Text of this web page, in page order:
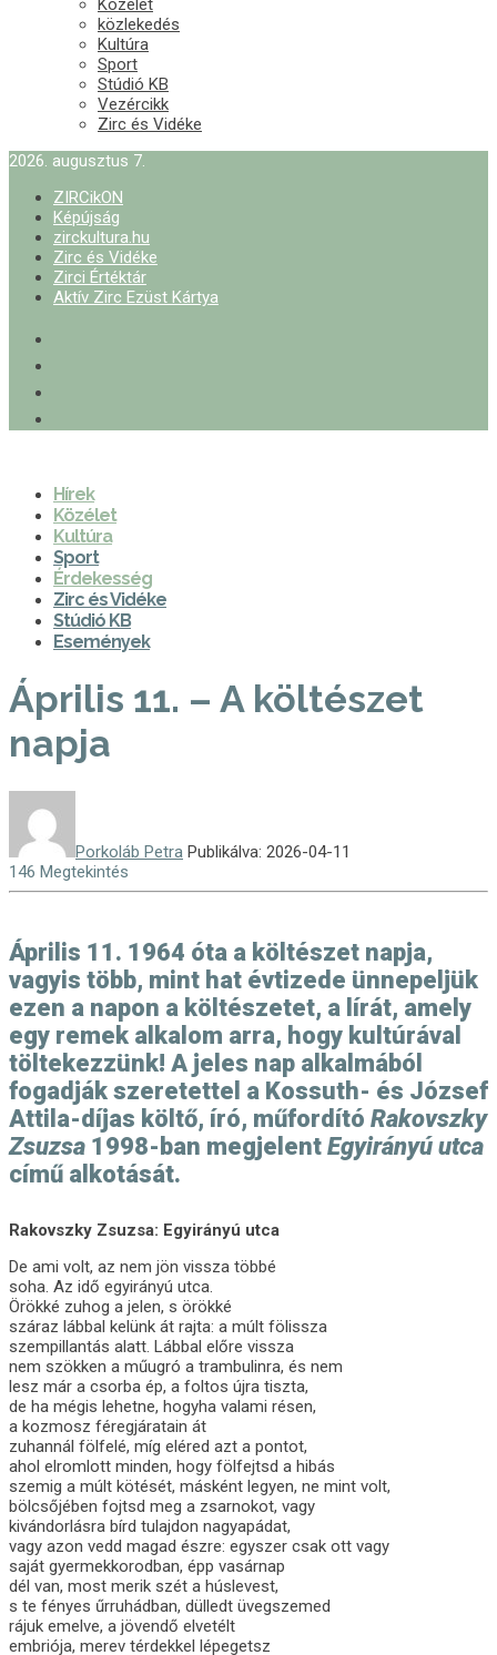
közlekedés
Kultúra
Sport
Stúdió KB
Vezércikk
Zirc és Vidéke
2026. augusztus 7.
ZIRCikON
Képújság
zirckultura.hu
Zirc és Vidéke
Zirci Értéktár
Aktív Zirc Ezüst Kártya
Hírek
Közélet
Kultúra
Sport
Érdekesség
Zirc és Vidéke
Stúdió KB
Események
Április 11. – A költészet
napja
Porkoláb Petra Publikálva: 2026-04-11
146 Megtekintés
Április 11. 1964 óta a költészet napja,
vagyis több, mint hat évtizede ünnepeljük
ezen a napon a költészetet, a lírát, amely
egy remek alkalom arra, hogy kultúrával
töltekezzünk! A jeles nap alkalmából
fogadják szeretettel a Kossuth- és József
Attila-díjas költő, író, műfordító Rakovszky
Zsuzsa 1998-ban megjelent Egyirányú utca
című alkotását.
Rakovszky Zsuzsa: Egyirányú utca
De ami volt, az nem jön vissza többé
soha. Az idő egyirányú utca.
Örökké zuhog a jelen, s örökké
száraz lábbal kelünk át rajta: a múlt fölissza
szempillantás alatt. Lábbal előre vissza
nem szökken a műugró a trambulinra, és nem
lesz már a csorba ép, a foltos újra tiszta,
de ha mégis lehetne, hogyha valami résen,
a kozmosz féregjáratain át
zuhannál fölfelé, míg eléred azt a pontot,
ahol elromlott minden, hogy fölfejtsd a hibás
szemig a múlt kötését, másként legyen, ne mint volt,
bölcsőjében fojtsd meg a zsarnokot, vagy
kivándorlásra bírd tulajdon nagyapádat,
vagy azon vedd magad észre: egyszer csak ott vagy
saját gyermekkorodban, épp vasárnap
dél van, most merik szét a húslevest,
s te fényes űrruhádban, dülledt üvegszemed
rájuk emelve, a jövendő elvetélt
embriója, merev térdekkel lépegetsz